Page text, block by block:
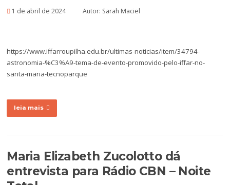
1 de abril de 2024 Autor: Sarah Maciel
https://www.iffarroupilha.edu.br/ultimas-noticias/item/34794-
astronomia-%C3%A9-tema-de-evento-promovido-pelo-iffar-no-
santa-maria-tecnoparque
leia mais
Maria Elizabeth Zucolotto dá
entrevista para Rádio CBN – Noite